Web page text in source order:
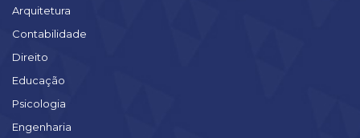
Arquitetura
Contabilidade
Direito
Educação
Psicologia
Engenharia